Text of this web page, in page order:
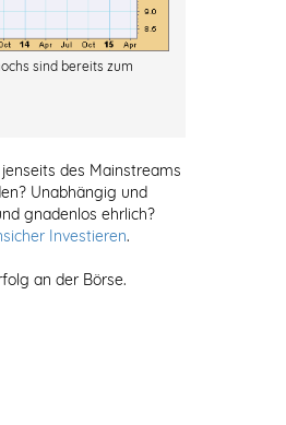
sind bereits zum
des Mainstreams
Unabhängig und
gnadenlos ehrlich?
Investieren.
an der Börse.